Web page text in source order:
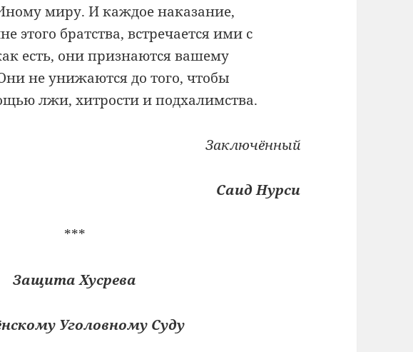
миру. И каждое наказание,
этого братства, встречается ими с
есть, они признаются вашему
не унижаются до того, чтобы
лжи, хитрости и подхалимства.
Заключённый
Саид Нурси
***
Защита Хусрева
Уголовному Суду